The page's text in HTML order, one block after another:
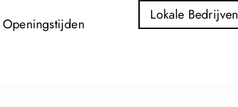
Openingstijden
Lokale Bedrijven